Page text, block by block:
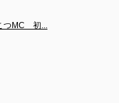
つMC　初...